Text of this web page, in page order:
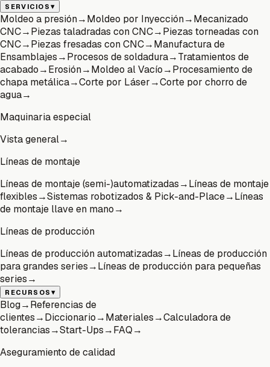
SERVICIOS ▾
Moldeo a presión→Moldeo por Inyección→Mecanizado
CNC→Piezas taladradas con CNC→Piezas torneadas con
CNC→Piezas fresadas con CNC→Manufactura de
Ensamblajes→Procesos de soldadura→Tratamientos de
acabado→Erosión→Moldeo al Vacío→Procesamiento de
chapa metálica→Corte por Láser→Corte por chorro de
agua→
Maquinaria especial
Vista general→
Líneas de montaje
Líneas de montaje (semi-)automatizadas→Líneas de montaje
flexibles→Sistemas robotizados & Pick-and-Place→Líneas
de montaje llave en mano→
Líneas de producción
Líneas de producción automatizadas→Líneas de producción
para grandes series→Líneas de producción para pequeñas
series→
RECURSOS▾
Blog→Referencias de
clientes→Diccionario→Materiales→Calculadora de
tolerancias→Start-Ups→FAQ→
Aseguramiento de calidad